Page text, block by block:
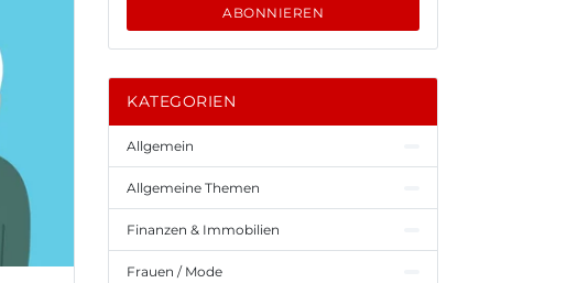
ABONNIEREN
KATEGORIEN
Allgemein
Allgemeine Themen
Finanzen & Immobilien
Frauen / Mode